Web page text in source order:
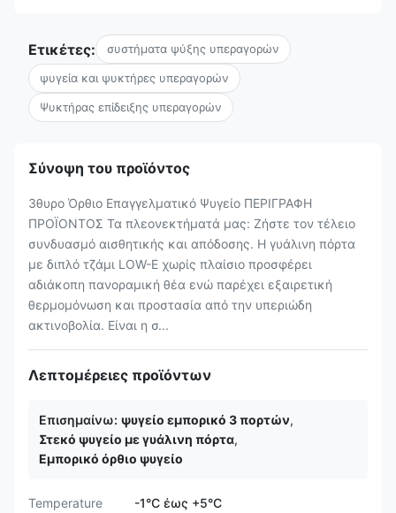
Ετικέτες: συστήματα ψύξης υπεραγορών
ψυγεία και ψυκτήρες υπεραγορών
Ψυκτήρας επίδειξης υπεραγορών
Σύνοψη του προϊόντος
3θυρο Όρθιο Επαγγελματικό Ψυγείο ΠΕΡΙΓΡΑΦΗ
ΠΡΟΪΟΝΤΟΣ Τα πλεονεκτήματά μας: Ζήστε τον τέλειο
συνδυασμό αισθητικής και απόδοσης. Η γυάλινη πόρτα
με διπλό τζάμι LOW-E χωρίς πλαίσιο προσφέρει
αδιάκοπη πανοραμική θέα ενώ παρέχει εξαιρετική
θερμομόνωση και προστασία από την υπεριώδη
ακτινοβολία. Είναι η σ...
Λεπτομέρειες προϊόντων
Επισημαίνω: ψυγείο εμπορικό 3 πορτών,
Στεκό ψυγείο με γυάλινη πόρτα,
Εμπορικό όρθιο ψυγείο
Temperature
-1°C έως +5°C